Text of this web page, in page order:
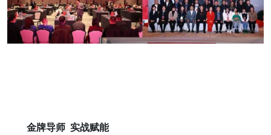
金牌导师 实战赋能